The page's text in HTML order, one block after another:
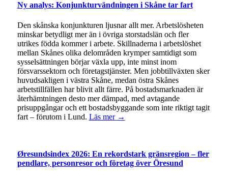
Ny analys: Konjunkturvändningen i Skåne tar fart
Den skånska konjunkturen ljusnar allt mer. Arbetslösheten
minskar betydligt mer än i övriga storstadslän och fler
utrikes födda kommer i arbete. Skillnaderna i arbetslöshet
mellan Skånes olika delområden krymper samtidigt som
sysselsättningen börjar växla upp, inte minst inom
försvarssektorn och företagstjänster. Men jobbtillväxten sker
huvudsakligen i västra Skåne, medan östra Skånes
arbetstillfällen har blivit allt färre. På bostadsmarknaden är
återhämtningen desto mer dämpad, med avtagande
prisuppgångar och ett bostadsbyggande som inte riktigt tagit
fart – förutom i Lund. Läs mer →
Øresundsindex 2026: En rekordstark gränsregion – fler
pendlare, personresor och företag över Öresund